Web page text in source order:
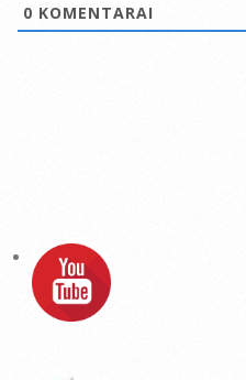
0 KOMENTARAI